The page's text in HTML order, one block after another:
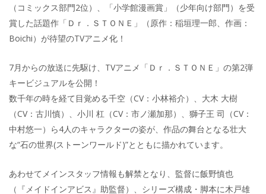
（コミックス部門2位）、「小学館漫画賞」（少年向け部門）を受
賞した話題作「Ｄｒ．ＳＴＯＮＥ」（原作：稲垣理一郎、作画：
Boichi）が待望のTVアニメ化！
7月からの放送に先駆け、TVアニメ「Ｄｒ．ＳＴＯＮＥ」の第2弾
キービジュアルを公開！
数千年の時を経て目覚める千空（CV：小林裕介）、大木 大樹
（CV：古川慎）、小川 杠（CV：市ノ瀬加那）、獅子王 司（CV：
中村悠一）ら4人のキャラクターの姿が、作品の舞台となる壮大
な“石の世界(ストーンワールド)”とともに描かれています。
あわせてメインスタッフ情報も解禁となり、監督に飯野慎也
（『メイドインアビス』助監督）、シリーズ構成・脚本に木戸雄